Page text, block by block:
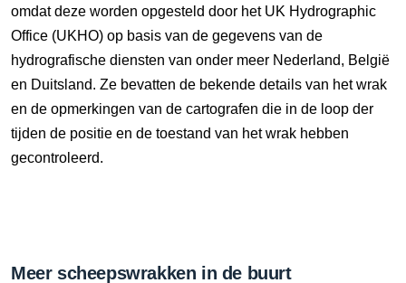
omdat deze worden opgesteld door het UK Hydrographic
Office (UKHO) op basis van de gegevens van de
hydrografische diensten van onder meer Nederland, België
en Duitsland. Ze bevatten de bekende details van het wrak
en de opmerkingen van de cartografen die in de loop der
tijden de positie en de toestand van het wrak hebben
gecontroleerd.
Meer scheepswrakken in de buurt